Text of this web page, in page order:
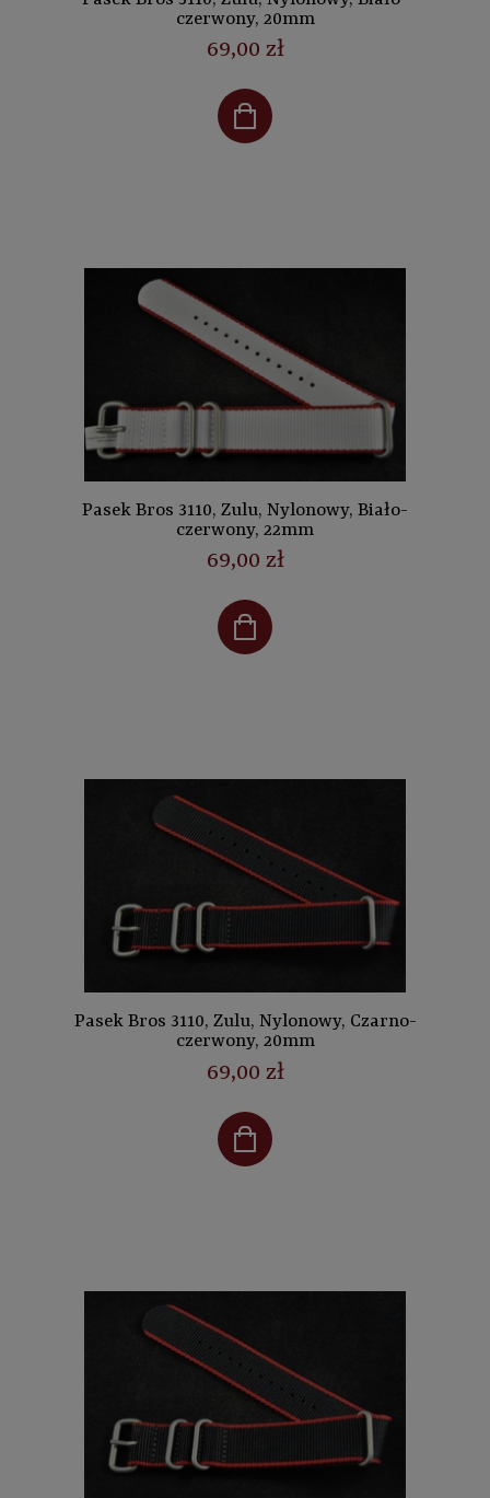
czerwony, 20mm
69,00 zł
Pasek Bros 3110, Zulu, Nylonowy, Biało-
czerwony, 22mm
69,00 zł
Pasek Bros 3110, Zulu, Nylonowy, Czarno-
czerwony, 20mm
69,00 zł